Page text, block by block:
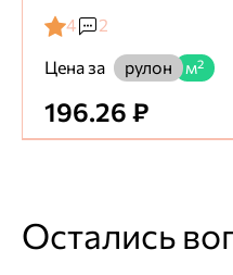
550 г/м2
Рады, что всё
Цена
Для выставления счета
реквизитами на
4
2
Цена за
рулон м²
196.26 ₽
Остались